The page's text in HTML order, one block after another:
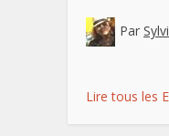
Par
Lire tous les